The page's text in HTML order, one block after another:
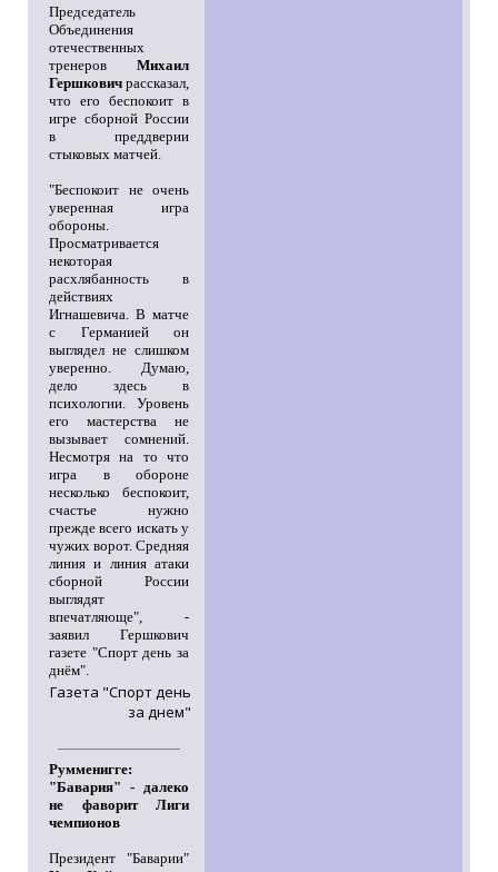
Председатель
Объединения
отечественных
тренеров Михаил
Гершкович рассказал,
что его беспокоит в
игре сборной России
в преддверии
стыковых матчей.
"Беспокоит не очень
уверенная игра
обороны.
Просматривается
некоторая
расхлябанность в
действиях
Игнашевича. В матче
с Германией он
выглядел не слишком
уверенно. Думаю,
дело здесь в
психологии. Уровень
его мастерства не
вызывает сомнений.
Несмотря на то что
игра в обороне
несколько беспокоит,
счастье нужно
прежде всего искать у
чужих ворот. Средняя
линия и линия атаки
сборной России
выглядят
впечатляюще", -
заявил Гершкович
газете "Спорт день за
днём".
Газета "Спорт день
за днем"
Румменигге:
"Бавария" - далеко
не фаворит Лиги
чемпионов
Президент "Баварии"